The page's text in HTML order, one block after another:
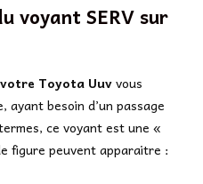
voyant SERV sur
votre Toyota Uuvvous
ayant besoin d’un passage
ce voyant est une «
figure peuvent apparaitre :